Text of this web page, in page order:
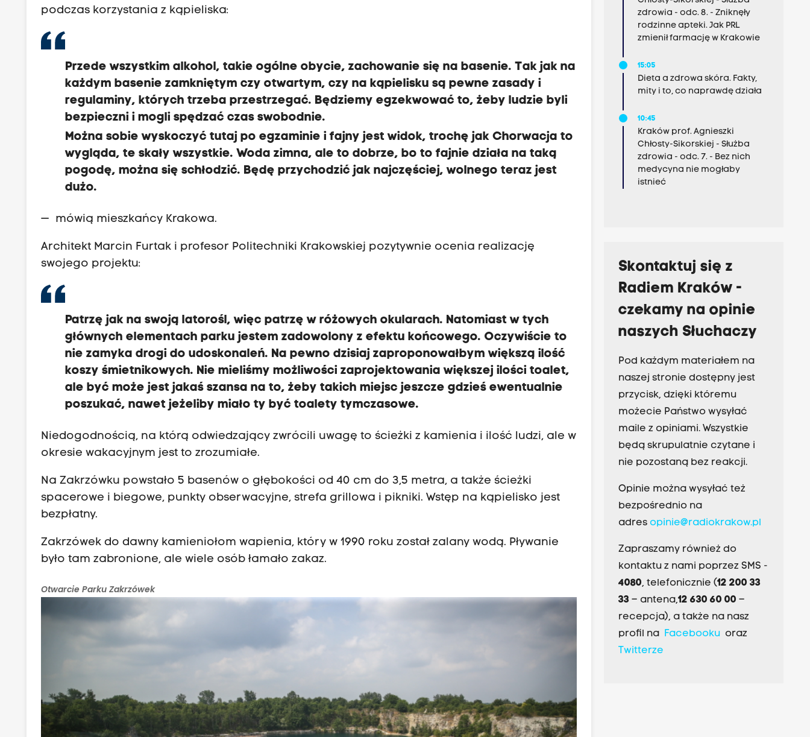
podczas korzystania z kąpieliska:
Przede wszystkim alkohol, takie ogólne obycie, zachowanie się na basenie. Tak jak na
każdym basenie zamkniętym czy otwartym, czy na kąpielisku są pewne zasady i
regulaminy, których trzeba przestrzegać. Będziemy egzekwować to, żeby ludzie byli
bezpieczni i mogli spędzać czas swobodnie.
Można sobie wyskoczyć tutaj po egzaminie i fajny jest widok, trochę jak Chorwacja to
wygląda, te skały wszystkie. Woda zimna, ale to dobrze, bo to fajnie działa na taką
pogodę, można się schłodzić. Będę przychodzić jak najczęściej, wolnego teraz jest
dużo.
— mówią mieszkańcy Krakowa.
Architekt Marcin Furtak i profesor Politechniki Krakowskiej pozytywnie ocenia realizację
swojego projektu:
Patrzę jak na swoją latorośl, więc patrzę w różowych okularach. Natomiast w tych
głównych elementach parku jestem zadowolony z efektu końcowego. Oczywiście to
nie zamyka drogi do udoskonaleń. Na pewno dzisiaj zaproponowałbym większą ilość
koszy śmietnikowych. Nie mieliśmy możliwości zaprojektowania większej ilości toalet,
ale być może jest jakaś szansa na to, żeby takich miejsc jeszcze gdzieś ewentualnie
poszukać, nawet jeżeliby miało ty być toalety tymczasowe.
Niedogodnością, na którą odwiedzający zwrócili uwagę to ścieżki z kamienia i ilość ludzi, ale w
okresie wakacyjnym jest to zrozumiałe.
Na Zakrzówku powstało 5 basenów o głębokości od 40 cm do 3,5 metra, a także ścieżki
spacerowe i biegowe, punkty obserwacyjne, strefa grillowa i pikniki. Wstęp na kąpielisko jest
bezpłatny.
Zakrzówek do dawny kamieniołom wapienia, który w 1990 roku został zalany wodą. Pływanie
było tam zabronione, ale wiele osób łamało zakaz.
Otwarcie Parku Zakrzówek
zdrowia - odc. 8. - Zniknęły
rodzinne apteki. Jak PRL
zmienił farmację w Krakowie
15:05
Dieta a zdrowa skóra. Fakty,
mity i to, co naprawdę działa
10:45
Kraków prof. Agnieszki
Chłosty-Sikorskiej - Służba
zdrowia - odc. 7. - Bez nich
medycyna nie mogłaby
istnieć
Skontaktuj się z
Radiem Kraków -
czekamy na opinie
naszych Słuchaczy
Pod każdym materiałem na
naszej stronie dostępny jest
przycisk, dzięki któremu
możecie Państwo wysyłać
maile z opiniami. Wszystkie
będą skrupulatnie czytane i
nie pozostaną bez reakcji.
Opinie można wysyłać też
bezpośrednio na
adres opinie@radiokrakow.pl
Zapraszamy również do
kontaktu z nami poprzez SMS -
4080, telefonicznie (12 200 33
33– antena,12 630 60 00 –
recepcja), a także na nasz
profil na Facebookuoraz
Twitterze